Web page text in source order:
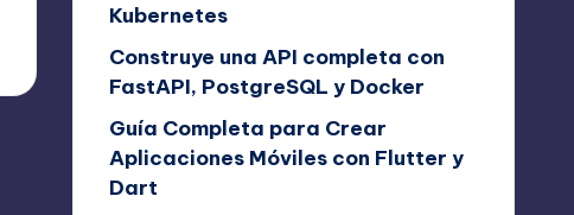
Kubernetes
Construye una API completa con
FastAPI, PostgreSQL y Docker
Guía Completa para Crear
Aplicaciones Móviles con Flutter y
Dart